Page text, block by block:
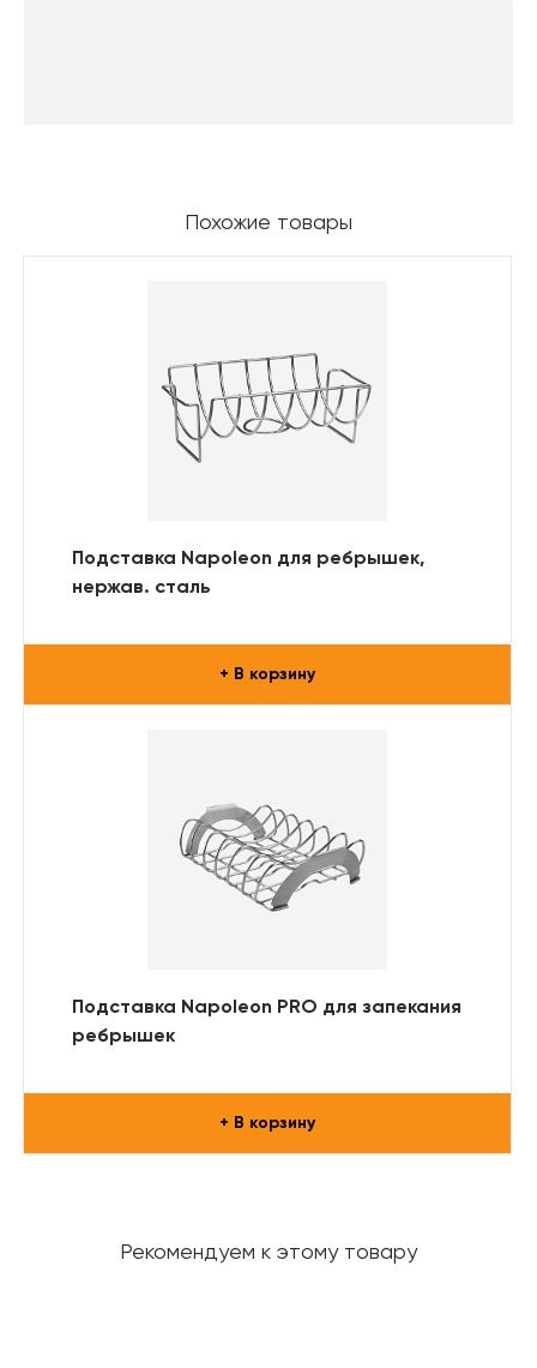
Похожие товары
Подставка Napoleon для ребрышек,
нержав. сталь
+ В корзину
Подставка Napoleon PRO для запекания
ребрышек
+ В корзину
Рекомендуем к этому товару